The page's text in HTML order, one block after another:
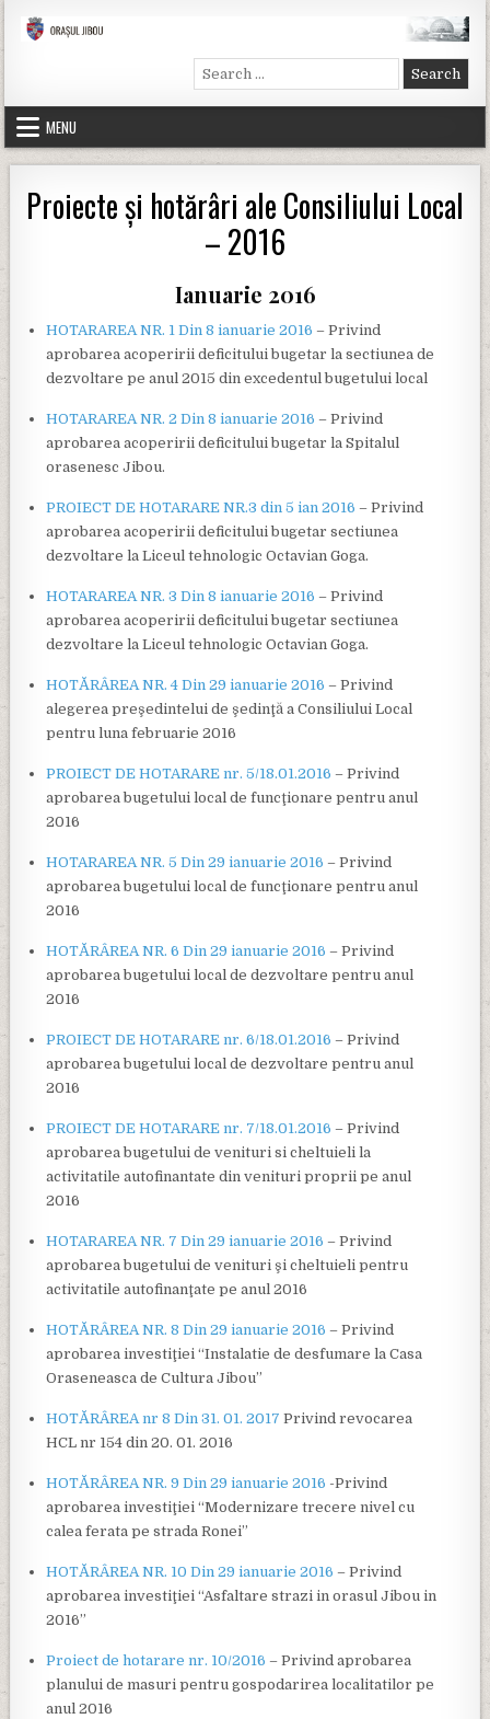
Primăria Jibou
Site-ul oficial al primăriei Jibou
Search for:
MENU
Proiecte şi hotărâri ale Consiliului Local
– 2016
Ianuarie 2016
HOTARAREA NR. 1 Din 8 ianuarie 2016 – Privind
aprobarea acoperirii deficitului bugetar la sectiunea de
dezvoltare pe anul 2015 din excedentul bugetului local
HOTARAREA NR. 2 Din 8 ianuarie 2016 – Privind
aprobarea acoperirii deficitului bugetar la Spitalul
orasenesc Jibou.
PROIECT DE HOTARARE NR.3 din 5 ian 2016 – Privind
aprobarea acoperirii deficitului bugetar sectiunea
dezvoltare la Liceul tehnologic Octavian Goga.
HOTARAREA NR. 3 Din 8 ianuarie 2016 – Privind
aprobarea acoperirii deficitului bugetar sectiunea
dezvoltare la Liceul tehnologic Octavian Goga.
HOTĂRÂREA NR. 4 Din 29 ianuarie 2016 – Privind
alegerea preşedintelui de şedinţă a Consiliului Local
pentru luna februarie 2016
PROIECT DE HOTARARE nr. 5/18.01.2016 – Privind
aprobarea bugetului local de funcţionare pentru anul
2016
HOTARAREA NR. 5 Din 29 ianuarie 2016 – Privind
aprobarea bugetului local de funcţionare pentru anul
2016
HOTĂRÂREA NR. 6 Din 29 ianuarie 2016 – Privind
aprobarea bugetului local de dezvoltare pentru anul
2016
PROIECT DE HOTARARE nr. 6/18.01.2016 – Privind
aprobarea bugetului local de dezvoltare pentru anul
2016
PROIECT DE HOTARARE nr. 7/18.01.2016 – Privind
aprobarea bugetului de venituri si cheltuieli la
activitatile autofinantate din venituri proprii pe anul
2016
HOTARAREA NR. 7 Din 29 ianuarie 2016 – Privind
aprobarea bugetului de venituri şi cheltuieli pentru
activitatile autofinanţate pe anul 2016
HOTĂRÂREA NR. 8 Din 29 ianuarie 2016 – Privind
aprobarea investiţiei “Instalatie de desfumare la Casa
Oraseneasca de Cultura Jibou”
HOTĂRÂREA nr 8 Din 31. 01. 2017 Privind revocarea
HCL nr 154 din 20. 01. 2016
HOTĂRÂREA NR. 9 Din 29 ianuarie 2016 -Privind
aprobarea investiţiei “Modernizare trecere nivel cu
calea ferata pe strada Ronei”
HOTĂRÂREA NR. 10 Din 29 ianuarie 2016 – Privind
aprobarea investiţiei “Asfaltare strazi in orasul Jibou in
2016”
Proiect de hotarare nr. 10/2016 – Privind aprobarea
planului de masuri pentru gospodarirea localitatilor pe
anul 2016